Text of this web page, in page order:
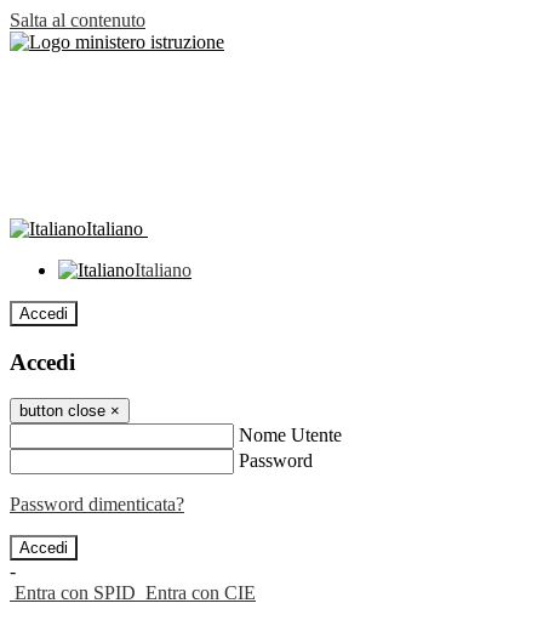
Salta al contenuto
Italiano
Italiano
Accedi
Accedi
button close ×
Nome Utente
Password
Password dimenticata?
-
Entra con SPID Entra con CIE